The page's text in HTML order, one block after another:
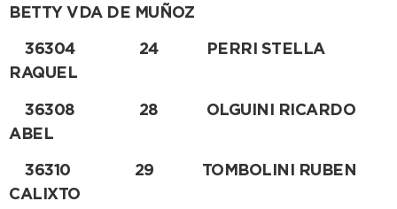
BETTY VDA DE MUÑOZ
36304 24 PERRI STELLA
RAQUEL
36308 28 OLGUINI RICARDO
ABEL
36310 29 TOMBOLINI RUBEN
CALIXTO